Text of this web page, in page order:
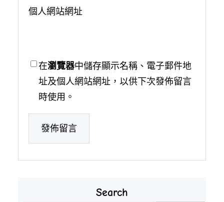
個人網站網址
在瀏覽器中儲存顯示名稱、電子郵件地
址及個人網站網址，以供下次發佈留言
時使用。
Search